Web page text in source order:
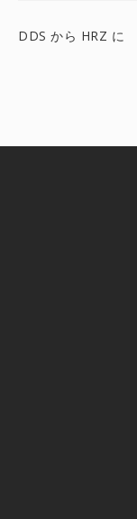
DDS から HRZ に